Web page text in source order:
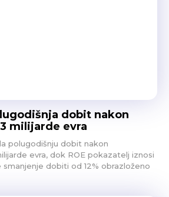
dobit nakon
milijarde evra
polugodišnju dobit nakon
evra, dok ROE pokazatelj iznosi